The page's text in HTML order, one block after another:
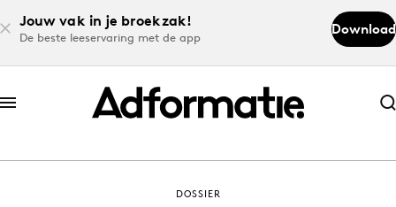
Jouw vak in je broekzak!
De beste leeservaring met de app
Download
Abonneer nu
Abonneer nu
DOSSIER